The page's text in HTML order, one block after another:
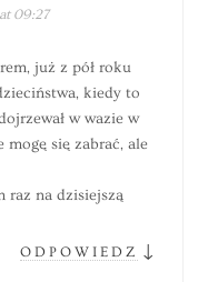
09:27
już z pół roku
kiedy to
w wazie w
się zabrać, ale
raz na dzisiejszą
ODPOWIEDZ ↓